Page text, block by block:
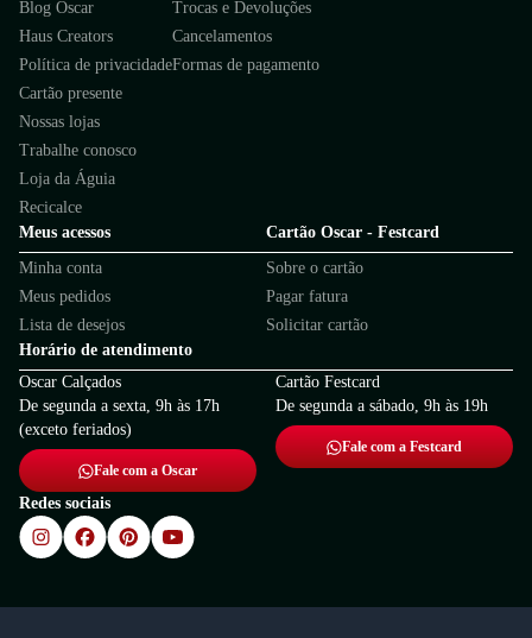
Blog Oscar
Haus Creators
Política de privacidade
Cartão presente
Nossas lojas
Trabalhe conosco
Loja da Águia
Recicalce
Trocas e Devoluções
Cancelamentos
Formas de pagamento
Meus acessos
Minha conta
Meus pedidos
Lista de desejos
Cartão Oscar - Festcard
Sobre o cartão
Pagar fatura
Solicitar cartão
Horário de atendimento
Oscar Calçados
De segunda a sexta, 9h às 17h
(exceto feriados)
Fale com a Oscar
Cartão Festcard
De segunda a sábado, 9h às 19h
Fale com a Festcard
Redes sociais